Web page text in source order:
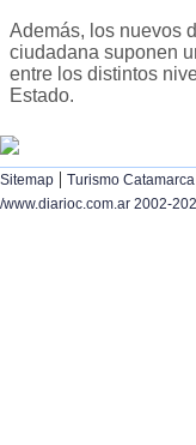
Además, los nuevos
ciudadana suponen
entre los distintos
Estado.
Sitemap | Turismo Catamarca
/www.diarioc.com.ar 2002-